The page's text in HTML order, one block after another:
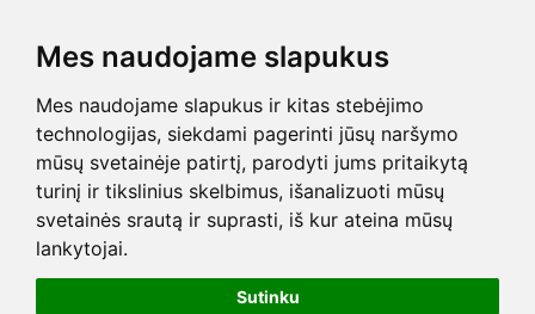
Mes naudojame slapukus
Mes naudojame slapukus ir kitas stebėjimo
technologijas, siekdami pagerinti jūsų naršymo
mūsų svetainėje patirtį, parodyti jums pritaikytą
turinį ir tikslinius skelbimus, išanalizuoti mūsų
svetainės srautą ir suprasti, iš kur ateina mūsų
lankytojai.
Sutinku